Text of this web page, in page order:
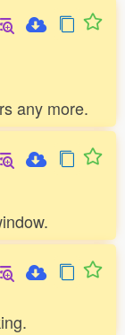
any more.